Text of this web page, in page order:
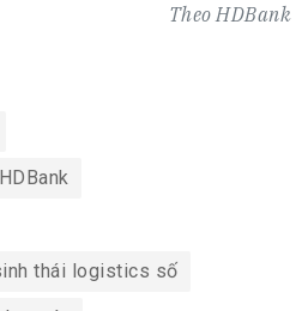
Theo HDBank
thái logistics số